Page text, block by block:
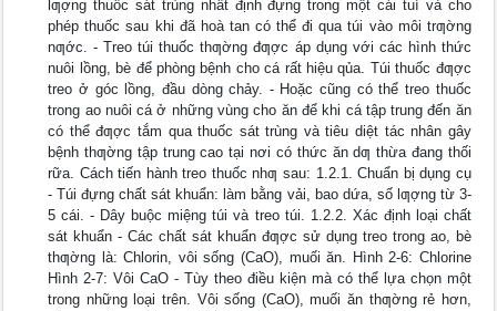
lƣợng thuốc sát trùng nhất định đựng trong một cái tuí và cho
phép thuốc sau khi đã hoà tan có thể đi qua túi vào môi trƣờng
nƣớc. - Treo túi thuốc thƣờng đƣợc áp dụng với các hình thức
nuôi lồng, bè để phòng bệnh cho cá rất hiệu qủa. Túi thuốc đƣợc
treo ở góc lồng, đầu dòng chảy. - Hoặc cũng có thể treo thuốc
trong ao nuôi cá ở những vùng cho ăn để khi cá tập trung đến ăn
có thể đƣợc tắm qua thuốc sát trùng và tiêu diệt tác nhân gây
bệnh thƣờng tập trung cao tại nơi có thức ăn dƣ thừa đang thối
rữa. Cách tiến hành treo thuốc nhƣ sau: 1.2.1. Chuẩn bị dụng cụ
- Túi đựng chất sát khuẩn: làm bằng vải, bao dứa, số lƣợng từ 3-
5 cái. - Dây buộc miệng túi và treo túi. 1.2.2. Xác định loại chất
sát khuẩn - Các chất sát khuẩn đƣợc sử dụng treo trong ao, bè
thƣờng là: Chlorin, vôi sống (CaO), muối ăn. Hình 2-6: Chlorine
Hình 2-7: Vôi CaO - Tùy theo điều kiện mà có thể lựa chọn một
trong những loại trên. Vôi sống (CaO), muối ăn thƣờng rẻ hơn,